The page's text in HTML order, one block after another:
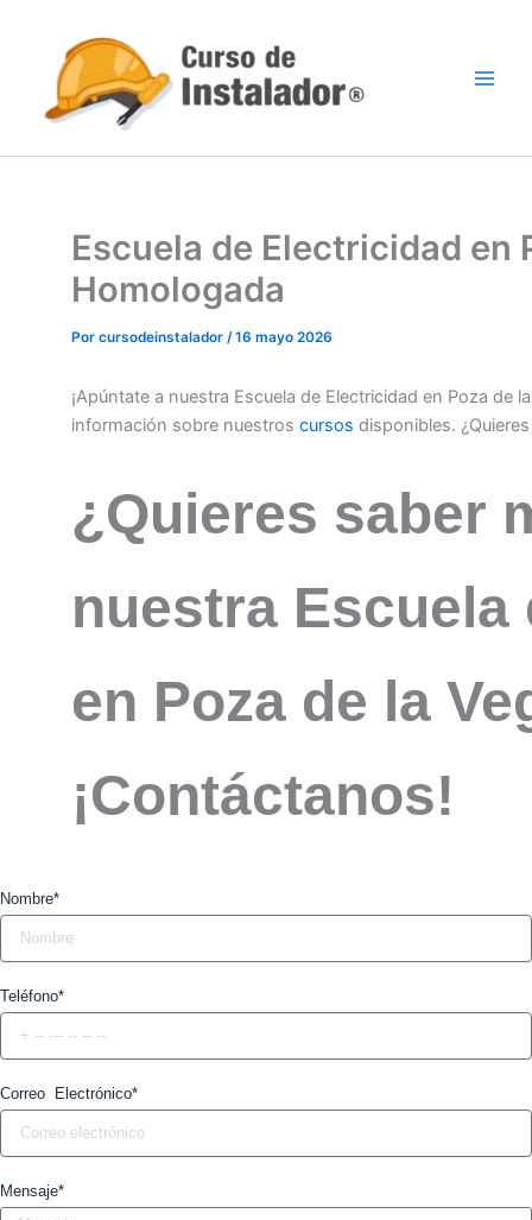
contenido
Escuela de Electricidad en
Homologada
Por cursodeinstalador /16 mayo 2026
¡Apúntate a nuestra Escuela de Electricidad en Poza de
información sobre nuestros cursos disponibles.
¿Quieres saber
nuestra
en Poza de la
¡Contáctanos!
Nombre*
Teléfono*
Correo Electrónico*
Mensaje*